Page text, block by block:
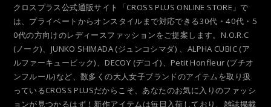
クロスプラス公式通販サイト「CROSS PLUS ONLINE STORE」で
は、プライベートからオンスタイルまで対応できる30代・40代・5
0代の方向けのレディースファッションをご提案します。N.O.R.C
(ノーク)、JUNKO SHIMADA (ジュンコシマダ) 、ALPHA CUBIC (ア
ルファーキュービック)、DECOY (デコイ)、Petit Honfleur (プチオ
ンフルール)など、数多くの大人女子ブランドのアイテムを取り扱
っているCROSS PLUSだからこそ、あなたのお気に入りのファッシ
ョンが見つかるはず！新作アイテムは毎日入荷しており、雑誌掲載